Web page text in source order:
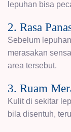
lepuhan bisa
2. Rasa
Sebelum
merasakan
area tersebut.
3. Ruam
Kulit di sekitar
bila disentuh,